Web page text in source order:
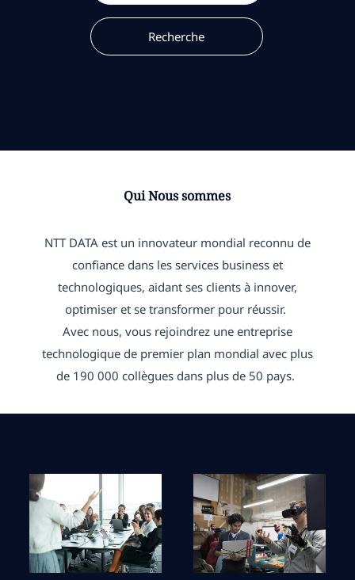
Recherche
Qui Nous sommes
NTT DATA est un innovateur mondial reconnu de
confiance dans les services business et
technologiques, aidant ses clients à innover,
optimiser et se transformer pour réussir.
Avec nous, vous rejoindrez une entreprise
technologique de premier plan mondial avec plus
de 190 000 collègues dans plus de 50 pays.